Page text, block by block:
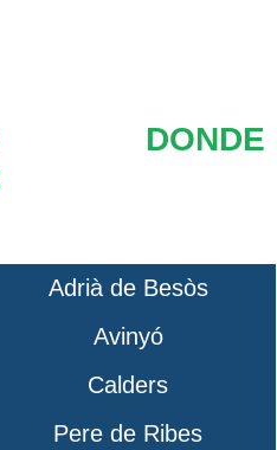
DONDE
Adrià de Besòs
Avinyó
Calders
Pere de Ribes